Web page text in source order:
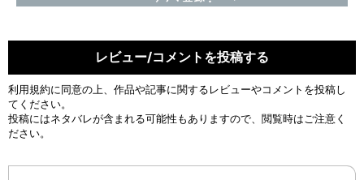
レビュー/コメントを投稿する
利用規約に同意の上、作品や記事に関するレビューやコメントを投稿し
てください。
投稿にはネタバレが含まれる可能性もありますので、閲覧時はご注意く
ださい。